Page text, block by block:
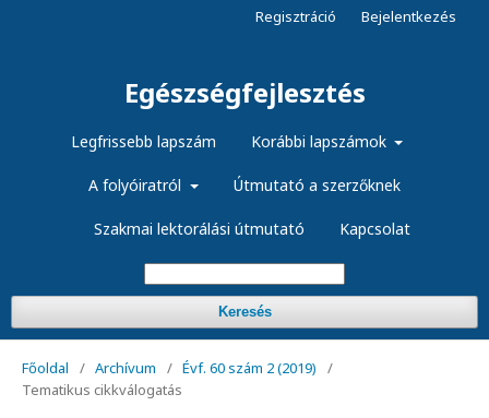
Egészségfejlesztés
Legfrissebb lapszám Korábbi lapszámok
A folyóiratról Útmutató a szerzőknek
Szakmai lektorálási útmutató Kapcsolat
Keresés
Regisztráció Bejelentkezés
Főoldal / Archívum / Évf. 60 szám 2 (2019)
/
Tematikus cikkválogatás